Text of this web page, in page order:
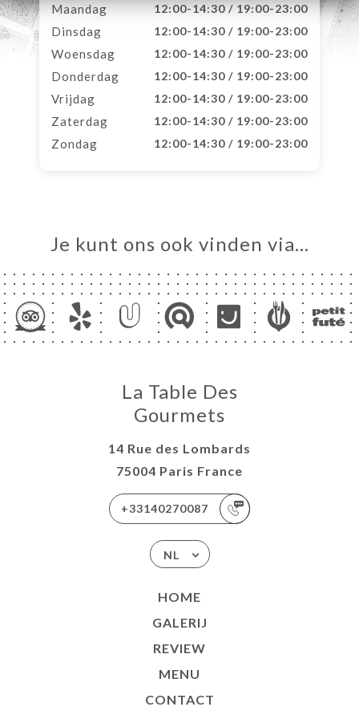
Maandag 12:00-14:30 / 19:00-23:00
Dinsdag 12:00-14:30 / 19:00-23:00
Woensdag 12:00-14:30 / 19:00-23:00
Donderdag 12:00-14:30 / 19:00-23:00
Vrijdag 12:00-14:30 / 19:00-23:00
Zaterdag 12:00-14:30 / 19:00-23:00
Zondag 12:00-14:30 / 19:00-23:00
Je kunt ons ook vinden via…
La Table Des
Gourmets
14 Rue des Lombards
75004 Paris France
+33140270087
NL
HOME
GALERIJ
REVIEW
MENU
CONTACT